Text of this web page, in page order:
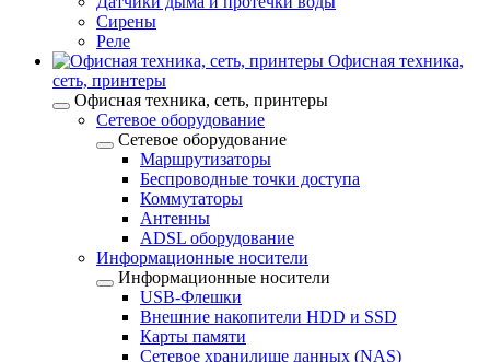
Сирены
Реле
Офисная техника,
cеть, принтеры
Офисная техника, cеть, принтеры
Сетевое оборудование
Сетевое оборудование
Маршрутизаторы
Беспроводные точки доступа
Коммутаторы
Антенны
ADSL оборудование
Информационные носители
Информационные носители
USB-Флешки
Внешние накопители HDD и SSD
Карты памяти
Сетевое хранилище данных (NAS)